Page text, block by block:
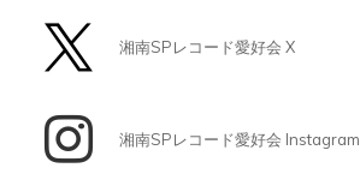
湘南SPレコード愛好会 X
湘南SPレコード愛好会 Instagram